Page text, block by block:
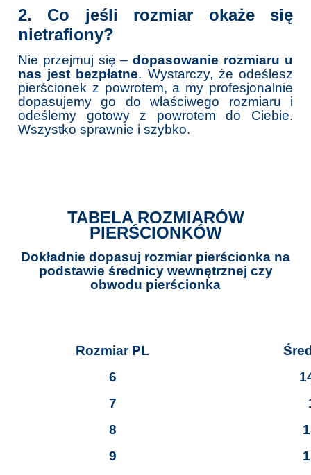
2. Co jeśli rozmiar okaże się
nietrafiony?
Nie przejmuj się –dopasowanie rozmiaru u
nas jest bezpłatne. Wystarczy, że odeślesz
pierścionek z powrotem, a my profesjonalnie
dopasujemy go do właściwego rozmiaru i
odeślemy gotowy z powrotem do Ciebie.
Wszystko sprawnie i szybko.
TABELA ROZMIARÓW
PIERŚCIONKÓW
Dokładnie dopasuj rozmiar pierścionka na
podstawie średnicy wewnętrznej czy
obwodu pierścionka
Rozmiar PL
6
7
8
9